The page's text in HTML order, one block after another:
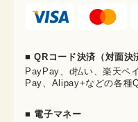
■ QRコード決済（対面決
PayPay、d払い、楽天ペ
Pay、Alipay+などの各種
■ 電子マネー